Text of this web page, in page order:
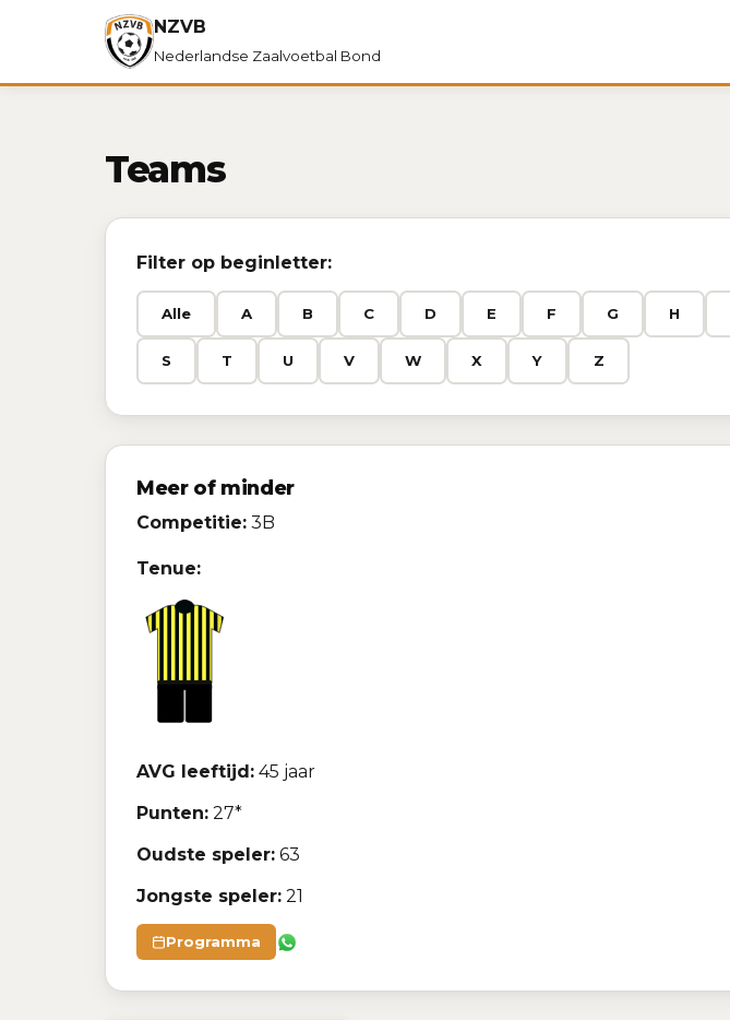
NZVB
Nederlandse Zaalvoetbal Bond
Teams
Filter op beginletter:
Alle A B C D E F G H
S T U V W X Y Z
Meer of minder
Competitie: 3B
Tenue:
AVG leeftijd: 45 jaar
Punten: 27*
Oudste speler: 63
Jongste speler: 21
Programma